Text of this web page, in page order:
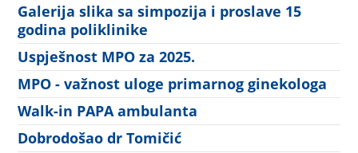
Galerija slika sa simpozija i proslave 15
godina poliklinike
Uspješnost MPO za 2025.
MPO - važnost uloge primarnog ginekologa
Walk-in PAPA ambulanta
Dobrodošao dr Tomičić